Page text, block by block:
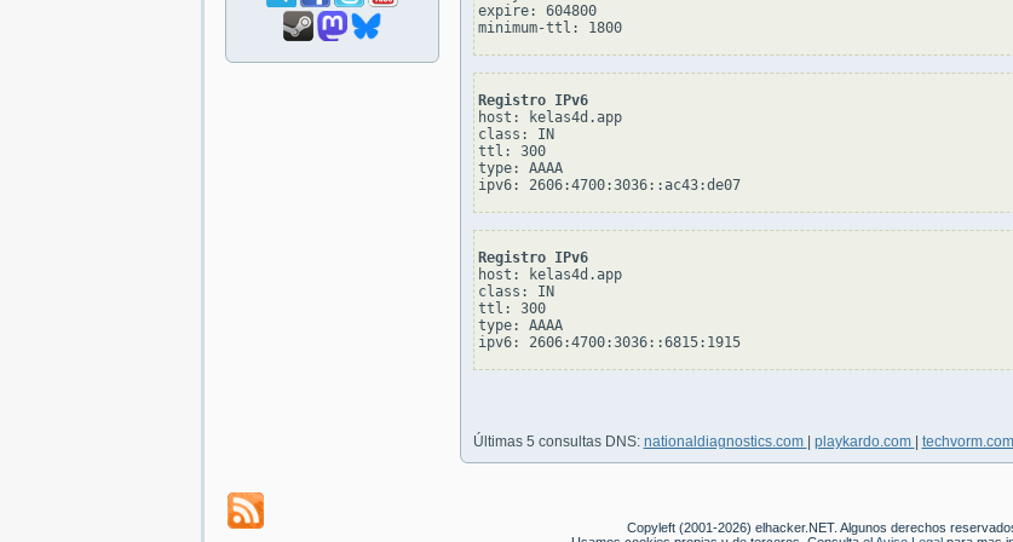
expire: 604800
minimum-ttl: 1800
Registro IPv6
host: kelas4d.app
class: IN
ttl: 300
type: AAAA
ipv6: 2606:4700:3036::ac43:de07
Registro IPv6
host: kelas4d.app
class: IN
ttl: 300
type: AAAA
ipv6: 2606:4700:3036::6815:1915
Últimas 5 consultas DNS: nationaldiagnostics.com playkardo.com techvorm.com
Copyleft (2001-2026) elhacker.NET. Algunos derechos